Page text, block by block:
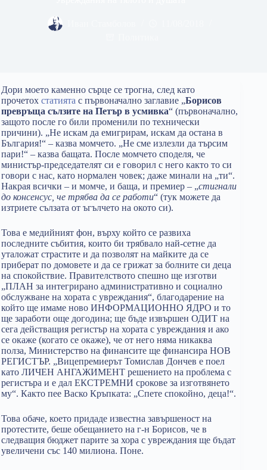
Дори моето каменно сърце се трогна, след като
прочетох статията с първоначално заглавие „Борисов
превръща сълзите на Петър в усмивка“ (първоначално,
защото после го били променили по технически
причини). „Не искам да емигрирам, искам да остана в
България!“ – казва момчето. „Не сме излезли да търсим
пари!“ – казва бащата. После момчето споделя, че
министър-председателят си е говорил с него както то си
говори с нас, като нормален човек; даже минали на „ти“.
Накрая всички – и момче, и баща, и премиер – „стигнали
до консенсус, че трябва да се работи“ (тук можете да
изтриете сълзата от ъгълчето на окото си).
Това е медийният фон, върху който се развиха
последните събития, които би трябвало най-сетне да
уталожат страстите и да позволят на майките да се
приберат по домовете и да се грижат за болните си деца
на спокойствие. Правителството спешно ще изготви
„ПЛАН за интегрирано административно и социално
обслужване на хората с увреждания“, благодарение на
който ще имаме ново ИНФОРМАЦИОННО ЯДРО и то
ще заработи още догодина; ще бъде извършен ОДИТ на
сега действащия регистър на хората с увреждания и ако
се окаже (когато се окаже), че от него няма никаква
полза, Министерство на финансите ще финансира НОВ
РЕГИСТЪР. „Вицепремиерът Томислав Дончев е поел
като ЛИЧЕН АНГАЖИМЕНТ решението на проблема с
регистъра и е дал ЕКСТРЕМНИ срокове за изготвянето
му“. Както пее Васко Кръпката: „Спете спокойно, деца!“.
Това обаче, което придаде известна завършеност на
протестите, беше обещанието на г-н Борисов, че в
следващия бюджет парите за хора с увреждания ще бъдат
увеличени със 140 милиона. Поне.